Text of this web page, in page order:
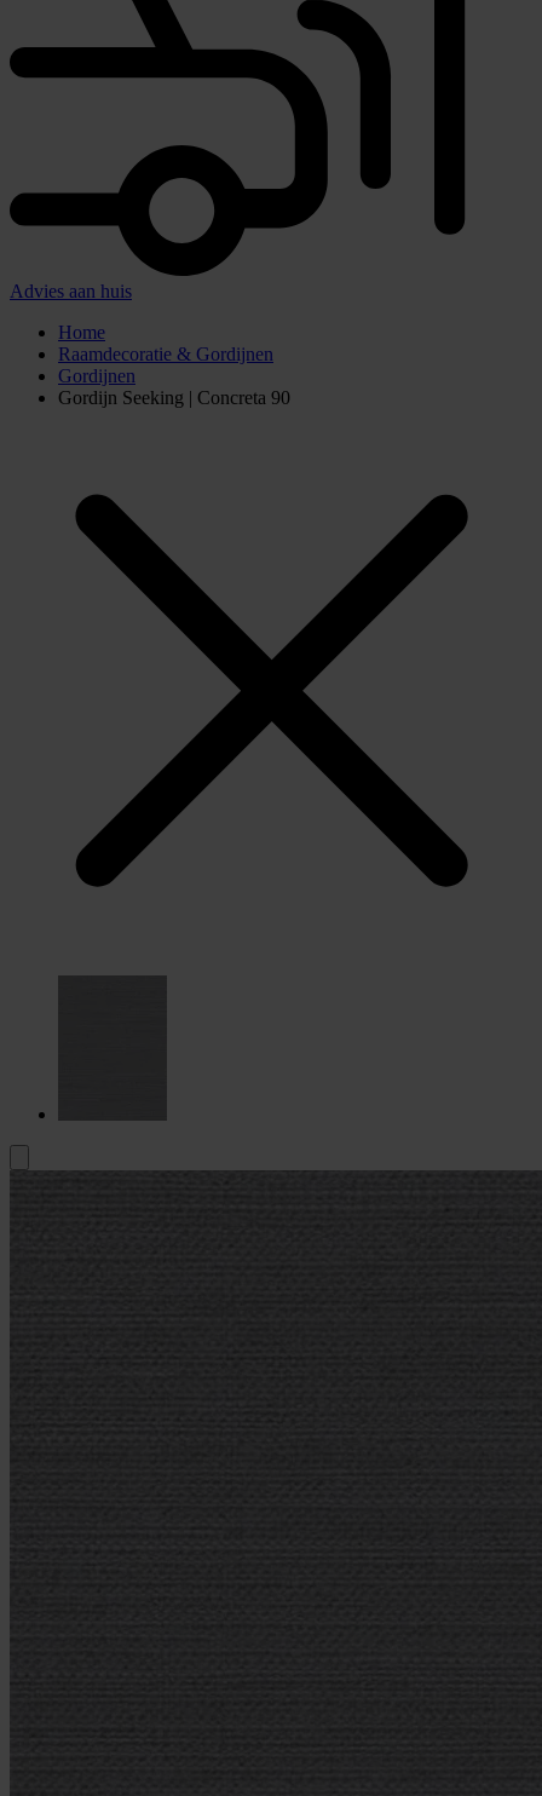
Advies aan huis
Home
Raamdecoratie & Gordijnen
Gordijnen
Gordijn Seeking | Concreta 90